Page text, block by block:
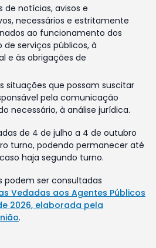
notícias, avisos e
necessários e estritamente
ao funcionamento dos
serviços públicos, à
e às obrigações de
situações que possam suscitar
pela comunicação
necessário, à análise jurídica.
de 4 de julho a 4 de outubro
turno, podendo permanecer até
haja segundo turno.
podem ser consultadas
Vedadas aos Agentes Públicos
2026, elaborada pela
.